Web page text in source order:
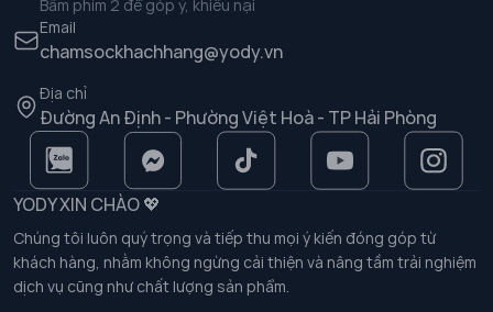
Bấm phím 2 để góp ý, khiếu nại
Email
chamsockhachhang@yody.vn
Địa chỉ
Đường An Định - Phường Việt Hoà - TP Hải Phòng
YODY XIN CHÀO 💖
Chúng tôi luôn quý trọng và tiếp thu mọi ý kiến đóng góp từ
khách hàng, nhằm không ngừng cải thiện và nâng tầm trải nghiệm
dịch vụ cũng như chất lượng sản phẩm.